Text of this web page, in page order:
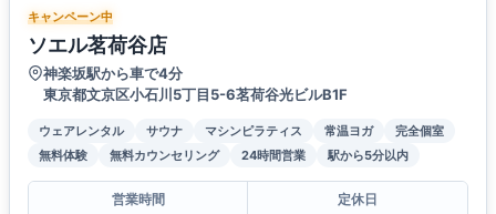
キャンペーン中
ソエル茗荷谷店
神楽坂駅から車で4分
東京都文京区小石川5丁目5-6茗荷谷光ビルB1F
ウェアレンタル サウナ マシンピラティス 常温ヨガ
完全個室
無料体験
無料カウンセリング 24時間営業 駅から5分以内
営業時間
定休日